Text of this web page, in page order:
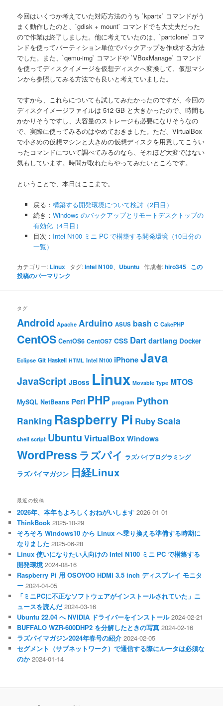
今回はいくつか考えていた対応方法のうち `kpartx` コマンドがう
まく動作したのと、`gdisk + mount` コマンドでも大丈夫だった
ので作業は終了しました。他に考えていたのは、`partclone` コマ
ンドを使ってパーティション単位でバックアップを作成する方法
でした。また、`qemu-img` コマンドや `VBoxManage` コマンド
を使ってディスクイメージを仮想ディスクへ変換して、仮想マシ
ンから参照してみる方法でも良いと考えていました。
ですから、これらについても試してみたかったのですが、今回の
ディスクイメージファイルは 512 GB と大きかったので、時間も
かかりそうですし、大容量のストレージも必要になりそうなの
で、実際に使ってみるのはやめておきました。ただ、VirtualBox
で小さめの仮想マシンと大きめの仮想ディスクを用意してこうい
ったコマンドについて調べてみるのなら、それほど大変ではない
気もしています。時間が取れたらやってみたいところです。
ということで、本日はここまで。
戻る： 構築する開発環境について検討（2日目）
続き： Windows のバックアップとリモートデスクトップの
有効化（4日目）
目次： Intel N100 ミニ PC で構築する開発環境（10日分の
一覧）
カテゴリー: Linux タグ:Intel N100 Ubuntu 作成者:hiro345 この
投稿のパーマリンク
タグ
Android Apache Arduino ASUS bash C CakePHP
CentOS CentOS6 CentOS7 CSS Dart dartlang Docker
Eclipse Git Haskell HTML Intel N100 iPhoneJava
JavaScript JBoss Linux Movable Type MTOS
MySQL NetBeans Perl PHP program Python
Ranking Raspberry Pi RubyScala
shell script Ubuntu VirtualBox Windows
WordPress ラズパイ ラズパイプログラミング
ラズパイマガジン 日経Linux
最近の投稿
2026年、本年もよろしくおねがいします 2026-01-01
ThinkBook 2025-10-29
そろそろ Windows10 から Linux へ乗り換える準備する時期に
なりました 2025-06-28
Linux 使いになりたい人向けの Intel N100 ミニ PC で構築する
開発環境 2024-08-16
Raspberry Pi 用 OSOYOO HDMI 3.5 inch ディスプレイ モニタ
ー 2024-04-05
「ミニPCに不正なソフトウェアがインストールされていた」ニ
ュースを読んだ 2024-03-16
Ubuntu 22.04 へ NVIDIA ドライバーをインストール 2024-02-21
BUFFALO WZR-600DHP2 を分解したときの写真 2024-02-16
ラズパイマガジン2024年春号の紹介 2024-02-05
セグメント（サブネットワーク）で通信する際にルータは必須な
のか 2024-01-14